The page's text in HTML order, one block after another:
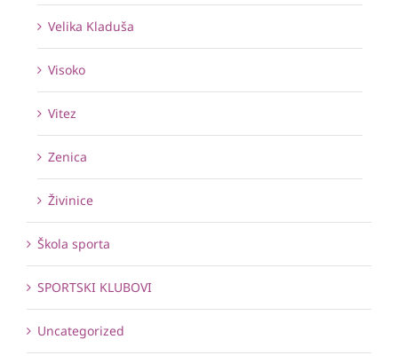
Velika Kladuša
Visoko
Vitez
Zenica
Živinice
Škola sporta
SPORTSKI KLUBOVI
Uncategorized